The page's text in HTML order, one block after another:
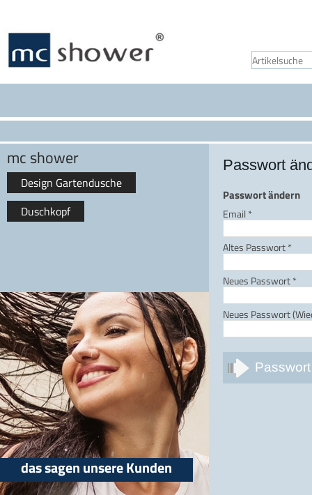
Passwort
Passwort ändern
Email*
Altes Passwort*
Neues Passwort*
Neues Passwort
mc shower
Design Gartendusche
Duschkopf
das sagen unsere Kunden